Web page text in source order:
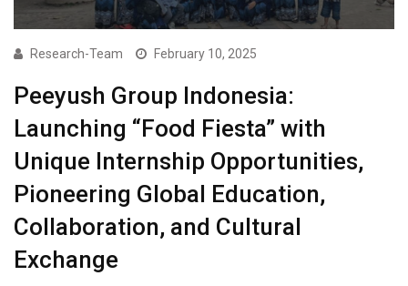
Research-Team February 10, 2025
Peeyush Group Indonesia:
Launching “Food Fiesta” with
Unique Internship Opportunities,
Pioneering Global Education,
Collaboration, and Cultural
Exchange